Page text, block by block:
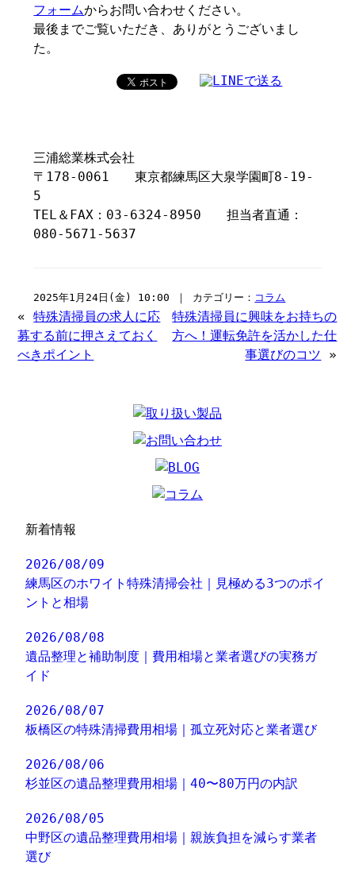
フォームからお問い合わせください。
最後までご覧いただき、ありがとうございまし
た。
三浦総業株式会社
〒178-0061 東京都練馬区大泉学園町8-19-
5
TEL＆FAX：03-6324-8950 担当者直通：
080-5671-5637
2025年1月24日(金) 10:00 ｜ カテゴリー： コラム
«特殊清掃員の求人に応
募する前に押さえておく
べきポイント
特殊清掃員に興味をお持ちの
方へ！運転免許を活かした仕
事選びのコツ »
新着情報
2026/08/09
練馬区のホワイト特殊清掃会社｜見極める3つのポイ
ントと相場
2026/08/08
遺品整理と補助制度｜費用相場と業者選びの実務ガ
イド
2026/08/07
板橋区の特殊清掃費用相場｜孤立死対応と業者選び
2026/08/06
杉並区の遺品整理費用相場｜40〜80万円の内訳
2026/08/05
中野区の遺品整理費用相場｜親族負担を減らす業者
選び